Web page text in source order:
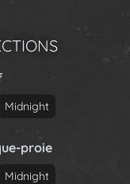
Midnight
proie
Midnight